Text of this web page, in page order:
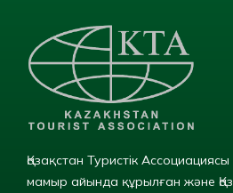
Қазақстан Туристік
мамыр айында құрылған және